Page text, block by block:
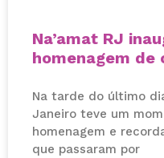
Na’amat RJ
homenagem de
Na tarde do último
Janeiro teve um
homenagem e
que passaram por